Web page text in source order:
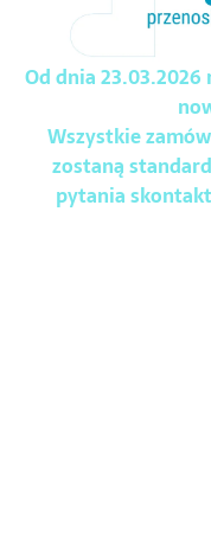
Od dnia
Wszystkie
zostaną
pytania